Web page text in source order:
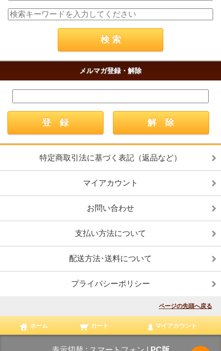
メルマガ登録・解除
特定商取引法に基づく表記（返品など）
マイアカウント
お問い合わせ
支払い方法について
配送方法･送料について
プライバシーポリシー
ページの先頭へ戻る
ホーム カート マイアカウント